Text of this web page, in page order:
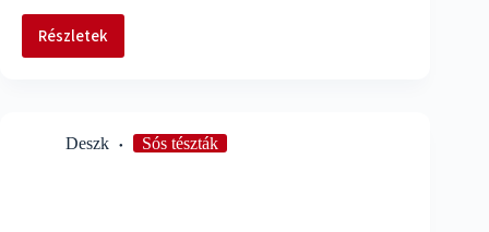
Részletek
Mutykalica
Deszk Sós tészták